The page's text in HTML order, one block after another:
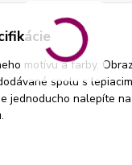
motívu a farby.
spolu s
jednoducho nalepíte